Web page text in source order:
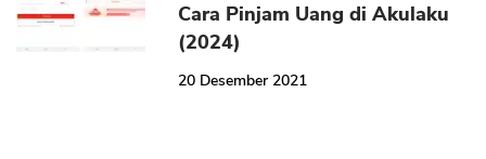
Cara Pinjam Uang di Akulaku
(2024)
20 Desember 2021